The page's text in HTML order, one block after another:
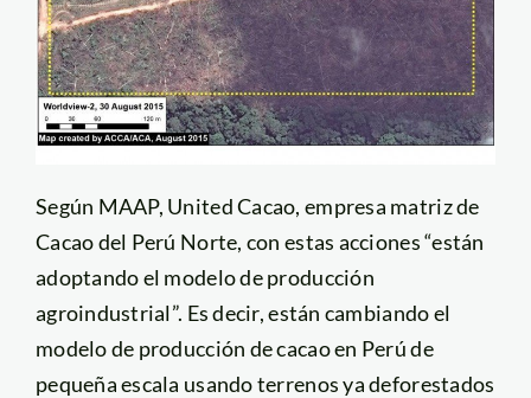
Según MAAP, United Cacao, empresa matriz de
Cacao del Perú Norte, con estas acciones “están
adoptando el modelo de producción
agroindustrial”. Es decir, están cambiando el
modelo de producción de cacao en Perú de
pequeña escala usando terrenos ya deforestados